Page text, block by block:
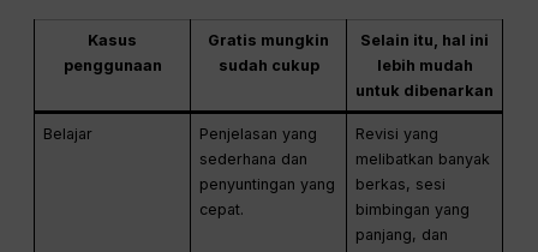
Kasus
penggunaan
Gratis mungkin
sudah cukup
Selain itu, hal ini
lebih mudah
untuk dibenarkan
Belajar
Penjelasan yang
sederhana dan
penyuntingan yang
cepat.
Revisi yang
melibatkan banyak
berkas, sesi
bimbingan yang
panjang, dan